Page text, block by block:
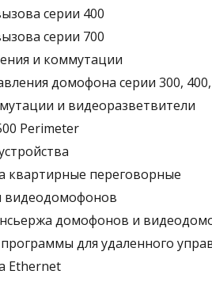
серии 400
серии 700
и коммутации
домофона серии 300,
и видеоразветвители
Perimeter
квартирные переговорные
домофонов и
для удаленного
Ethernet